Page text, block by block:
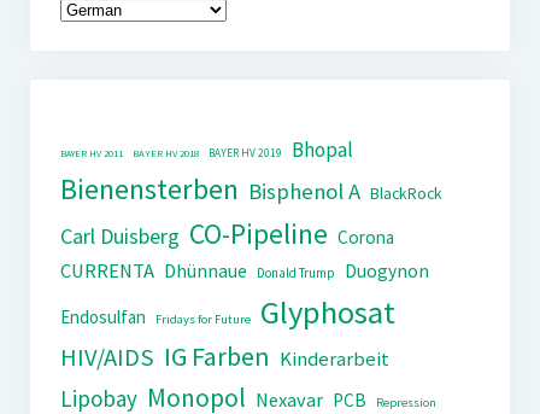
BAYER HV 2011 BAYER HV 2018 BAYER HV 2019 Bhopal
Bienensterben Bisphenol A BlackRock
Carl Duisberg CO-Pipeline Corona
CURRENTA Dhünnaue Donald Trump
Duogynon
Endosulfan
Fridays for Future Glyphosat
HIV/AIDS IG Farben Kinderarbeit
Lipobay Monopol Nexavar PCB Repression